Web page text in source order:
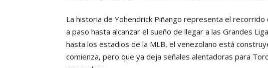
La historia de Yohendrick Piñango representa el
a paso hasta alcanzar el sueño de llegar a las Grandes
hasta los estadios de la MLB, el venezolano está
comienza, pero que ya deja señales alentadoras para